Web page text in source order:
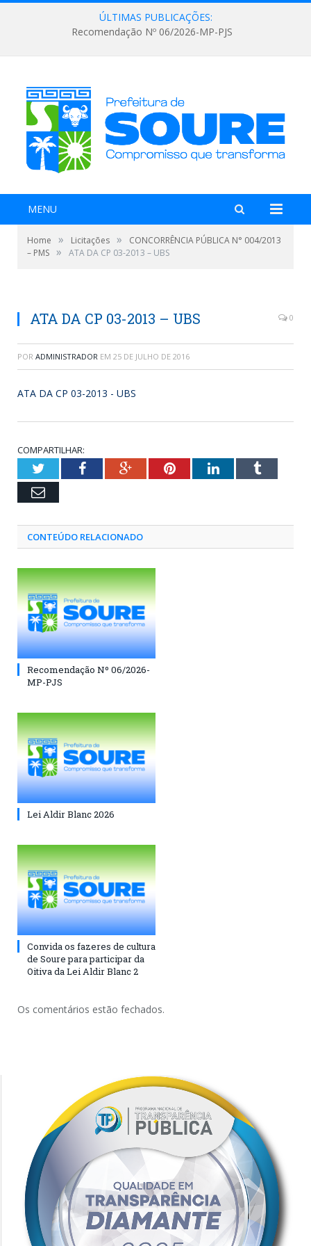
ÚLTIMAS PUBLICAÇÕES:
Recomendação Nº 06/2026-MP-PJS
MENU
Home » Licitações »
CONCORRÊNCIA PÚBLICA N° 004/2013
– PMS » ATA DA CP 03-2013 – UBS
ATA DA CP 03-2013 – UBS 0
POR ADMINISTRADOR EM 25 DE JULHO DE 2016
ATA DA CP 03-2013 - UBS
COMPARTILHAR:
TwitterFacebookGoogle+PinterestLinkedInTumblr
Email
CONTEÚDO RELACIONADO
Recomendação Nº 06/2026-
MP-PJS
Lei Aldir Blanc 2026
Convida os fazeres de cultura
de Soure para participar da
Oitiva da Lei Aldir Blanc 2
Os comentários estão fechados.